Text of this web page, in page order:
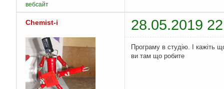
вебсайт
Chemist-i 28.05.2019
Програму в студію. І кажіть
ви там що робите